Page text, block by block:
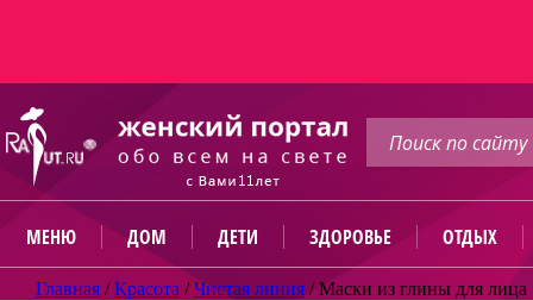
МЕНЮ ДОМ ДЕТИ ЗДОРОВЬЕ ОТДЫХ
Главная /Красота /Чистая линия /Маски из глины для лица